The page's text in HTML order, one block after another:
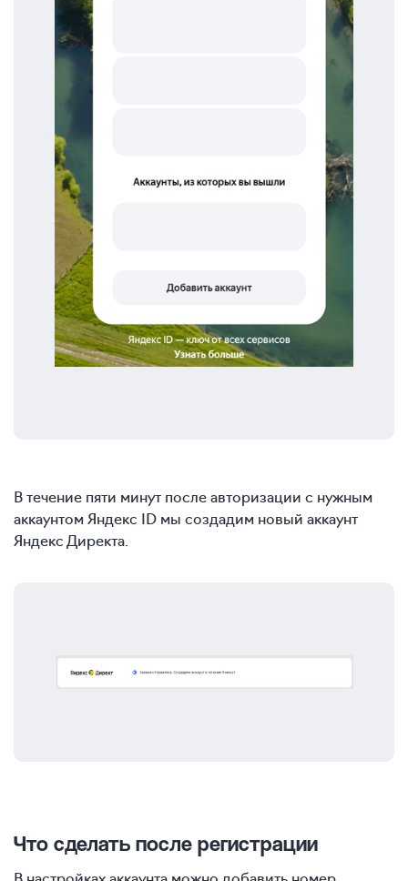
В течение пяти минут после авторизации с нужным
аккаунтом Яндекс ID мы создадим новый аккаунт
Яндекс Директа.
Что сделать после регистрации